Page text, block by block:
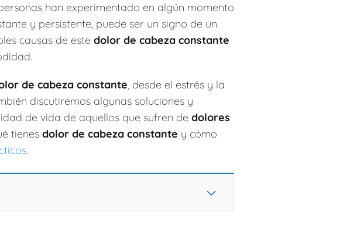
han experimentado en algún momento
y persistente, puede ser un signo de un
causas de este dolor de cabeza constante
de cabeza constante, desde el estrés y la
discutiremos algunas soluciones y
de vida de aquellos que sufren de dolores
tienes dolor de cabeza constante y cómo
.